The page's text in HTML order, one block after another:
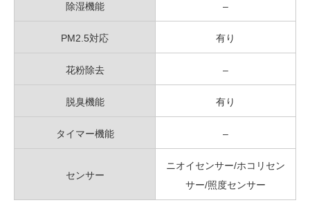
除湿機能 –
PM2.5対応 有り
花粉除去 –
脱臭機能 有り
タイマー機能 –
センサー
ニオイセンサー/ホコリセン
サー/照度センサー